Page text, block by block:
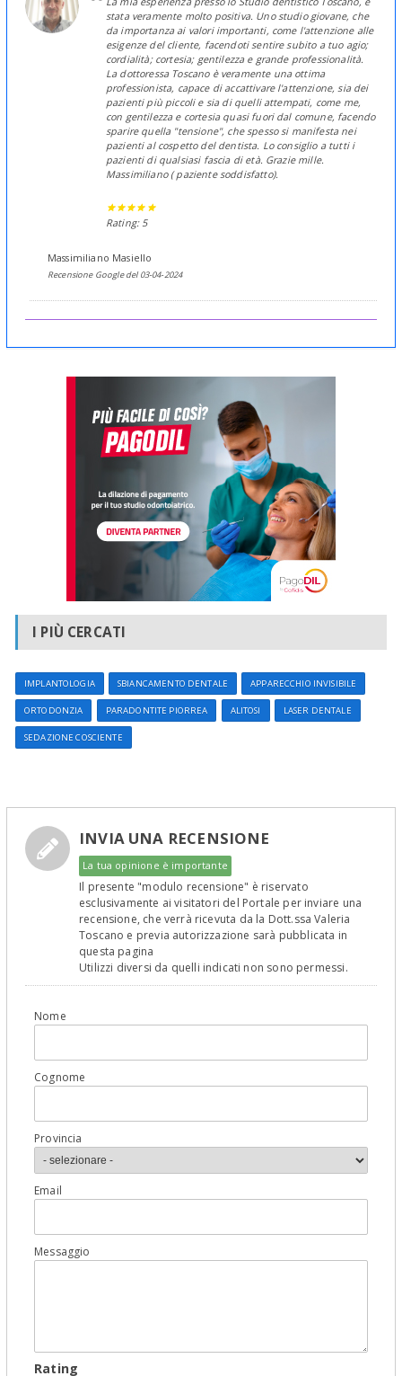
stata veramente molto positiva. Uno studio giovane, che
da importanza ai valori importanti, come l'attenzione alle
esigenze del cliente, facendoti sentire subito a tuo agio;
cordialità; cortesia; gentilezza e grande professionalità.
La dottoressa Toscano è veramente una ottima
professionista, capace di accattivare l'attenzione, sia dei
pazienti più piccoli e sia di quelli attempati, come me,
con gentilezza e cortesia quasi fuori dal comune, facendo
sparire quella "tensione", che spesso si manifesta nei
pazienti al cospetto del dentista. Lo consiglio a tutti i
pazienti di qualsiasi fascia di età. Grazie mille.
Massimiliano ( paziente soddisfatto).
Rating: 5
Massimiliano Masiello
Recensione Google del 03-04-2024
I PIÙ CERCATI
IMPLANTOLOGIA SBIANCAMENTO DENTALE APPARECCHIO INVISIBILE
ORTODONZIA PARADONTITE PIORREA ALITOSI LASER DENTALE
SEDAZIONE COSCIENTE
INVIA UNA RECENSIONE
La tua opinione è importante
Il presente "modulo recensione" è riservato
esclusivamente ai visitatori del Portale per inviare una
recensione, che verrà ricevuta da la Dott.ssa Valeria
Toscano e previa autorizzazione sarà pubblicata in
questa pagina
Utilizzi diversi da quelli indicati non sono permessi.
Nome
Cognome
Provincia
Email
Messaggio
Rating